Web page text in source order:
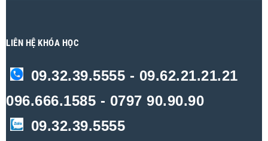
LIÊN HỆ KHÓA HỌC
09.32.39.5555 - 09.62.21.21.21
096.666.1585 - 0797 90.90.90
09.32.39.5555